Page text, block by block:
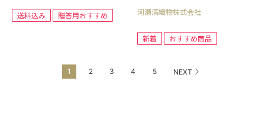
送料込み 贈答用おすすめ 河瀬満織物株式会社
新着 おすすめ商品
1 2 3 4 5 NEXT